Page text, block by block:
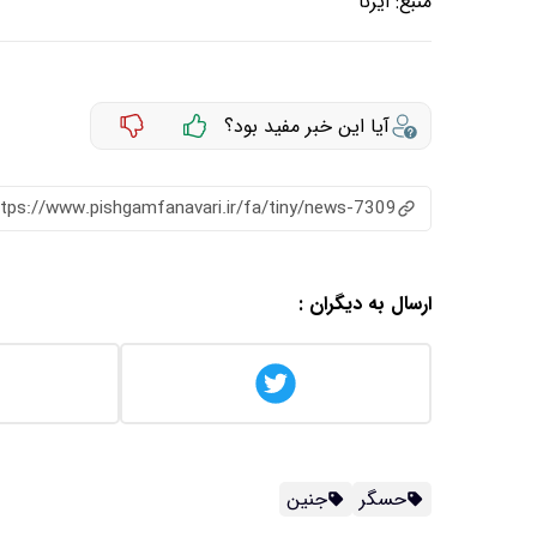
آیا این خبر مفید بود؟
www.pishgamfanavari.ir/fa/tiny/news-7309
ارسال به دیگران :
حسگر جنین